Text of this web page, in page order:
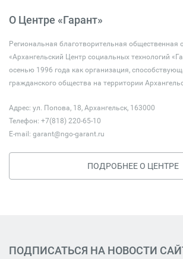
О Центре «Гарант»
Региональная благотворительная общественная
«Архангельский Центр социальных технологий
осенью 1996 года как организация,
гражданского общества на территории
Адрес: ул. Попова, 18, Архангельск, 163000
Телефон: +7(818) 220-65-10
E-mail: garant@ngo-garant.ru
ПОДРОБНЕЕ О ЦЕНТРЕ
ПОДПИСАТЬСЯ НА НОВОСТИ